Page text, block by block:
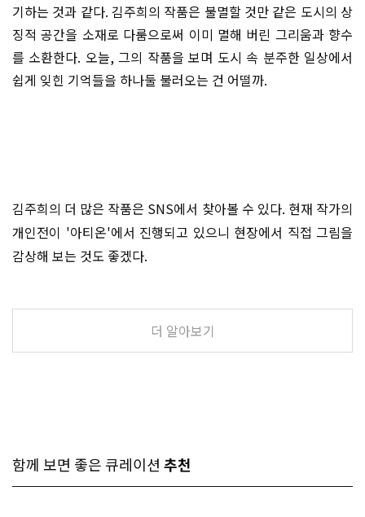
기하는 것과 같다. 김주희의 작품은 불멸할 것만 같은 도시의 상
징적 공간을 소재로 다룸으로써 이미 멸해 버린 그리움과 향수
를 소환한다. 오늘, 그의 작품을 보며 도시 속 분주한 일상에서
쉽게 잊힌 기억들을 하나둘 불러오는 건 어떨까.
김주희의 더 많은 작품은 SNS에서 찾아볼 수 있다. 현재 작가의
개인전이 '아티온'에서 진행되고 있으니 현장에서 직접 그림을
감상해 보는 것도 좋겠다.
더 알아보기
함께 보면 좋은 큐레이션 추천